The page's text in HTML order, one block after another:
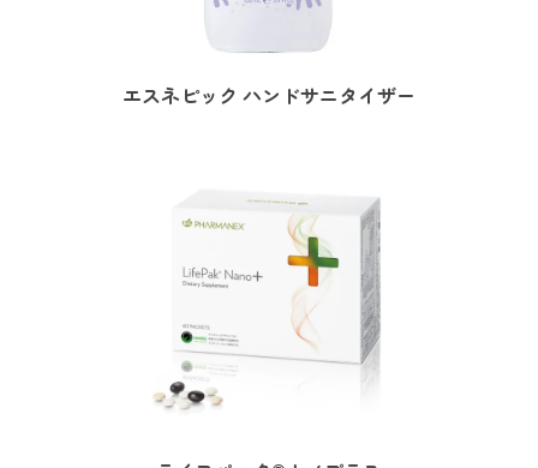
エスネピック ハンドサニタイザー